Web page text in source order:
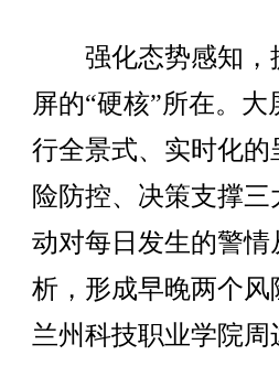
强化态势感知，
屏的“硬核”所在。
行全景式、实时化
险防控、决策支撑
动对每日发生的警
析，形成早晚两个
兰州科技职业学院